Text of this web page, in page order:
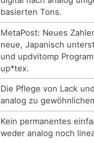
basierten Tons.
MetaPost: Neues
neue, Japanisch
und updvitomp
up*tex.
Die Pflege von Lack
analog zu
Kein permanentes
weder analog noch